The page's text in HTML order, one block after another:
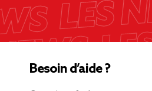
Besoin d’aide ?